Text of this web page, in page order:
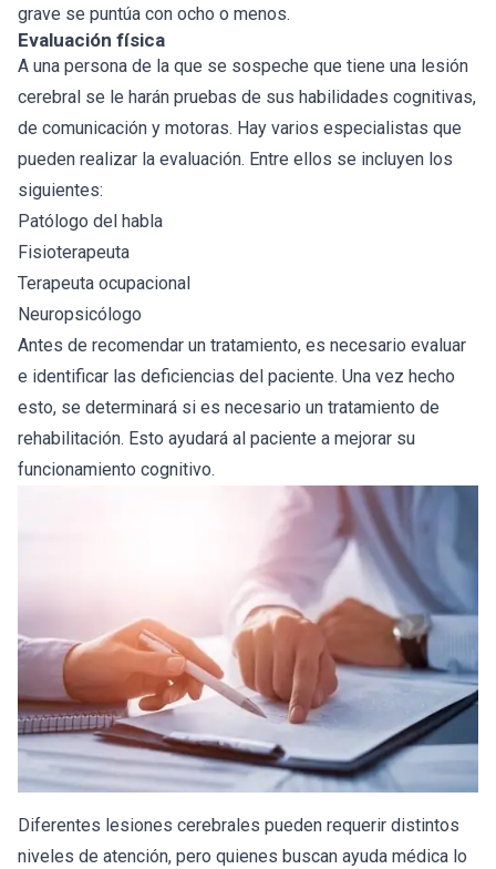
grave se puntúa con ocho o menos.
Evaluación física
A una persona de la que se sospeche que tiene una lesión
cerebral se le harán pruebas de sus habilidades cognitivas,
de comunicación y motoras. Hay varios especialistas que
pueden realizar la evaluación. Entre ellos se incluyen los
siguientes:
Patólogo del habla
Fisioterapeuta
Terapeuta ocupacional
Neuropsicólogo
Antes de recomendar un tratamiento, es necesario evaluar
e identificar las deficiencias del paciente. Una vez hecho
esto, se determinará si es necesario un tratamiento de
rehabilitación. Esto ayudará al paciente a mejorar su
funcionamiento cognitivo.
Diferentes lesiones cerebrales pueden requerir distintos
niveles de atención, pero quienes buscan ayuda médica lo